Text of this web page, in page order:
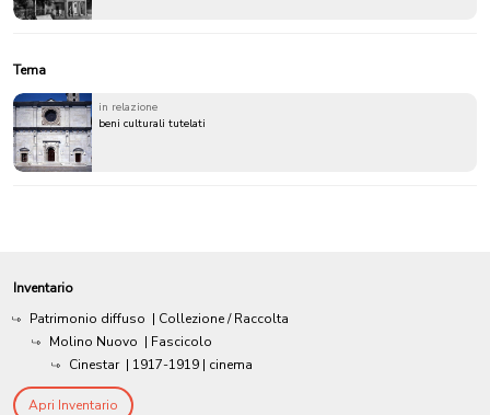
Tema
in relazione
beni culturali tutelati
Inventario
Patrimonio diffuso | Collezione / Raccolta
Molino Nuovo | Fascicolo
Cinestar | 1917-1919 | cinema
Apri Inventario